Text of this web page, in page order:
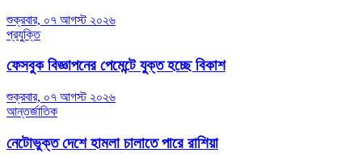
শুক্রবার, ০৭ আগস্ট ২০২৬
প্রযুক্তি
ফেসবুক বিজ্ঞাপনের পেমেন্টে যুক্ত হচ্ছে বিকাশ
শুক্রবার, ০৭ আগস্ট ২০২৬
আন্তর্জাতিক
নেটোভুক্ত দেশে হামলা চালাতে পারে রাশিয়া